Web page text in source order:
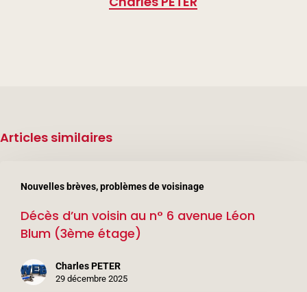
Articles similaires
Nouvelles brèves, problèmes de voisinage
d’un
voisinDécès d’un voisin au n° 6 avenue Léon
Blum (3ème étage)
Charles PETER
29 décembre 2025